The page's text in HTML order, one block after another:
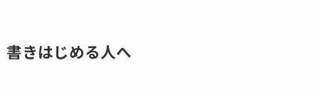
書きはじめる人へ